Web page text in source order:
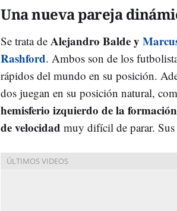
Una nueva pareja
Se trata de Alejandro Balde y
Rashford. Ambos son de los
rápidos del mundo en su posición.
dos juegan en su posición natural,
hemisferio izquierdo de la
de velocidad muy difícil de parar.